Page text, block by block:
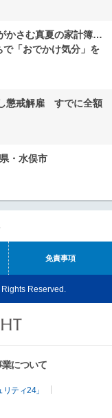
かさむ真夏の家計簿…
「おでかけ気分」を
懲戒解雇 すでに全額
・水俣市
免責事項
Reserved.
について
ティ24」